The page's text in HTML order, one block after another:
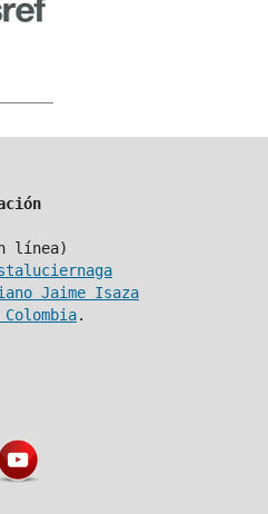
línea)
Jaime Isaza
.